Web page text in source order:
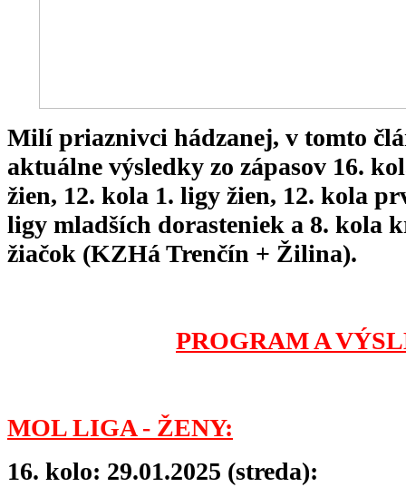
Milí priaznivci hádzanej, v tomto
aktuálne výsledky zo zápasov 16.
žien, 12. kola 1. ligy žien, 12. kola
ligy mladších dorasteniek a 8. kola
žiačok (KZHá Trenčín + Žilina).
PROGRAM A
MOL LIGA - ŽENY:
16. kolo: 29.01.2025 (streda):